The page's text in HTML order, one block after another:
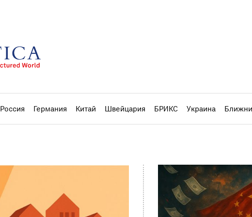
Россия Германия Китай Швейцария БРИКС Украина